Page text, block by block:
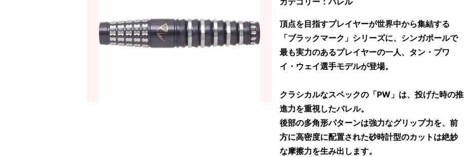
頂点を目指すプレイヤーが世界中から集結する
「ブラックマーク」シリーズに、シンガポールで
最も実力のあるプレイヤーの一人、タン・プワ
イ・ウェイ選手モデルが登場。
クラシカルなスペックの「PW」は、投げた時の推
進力を重視したバレル。
後部の多角形パターンは強力なグリップ力を、前
方に高密度に配置された砂時計型のカットは絶妙
な摩擦力を生み出します。